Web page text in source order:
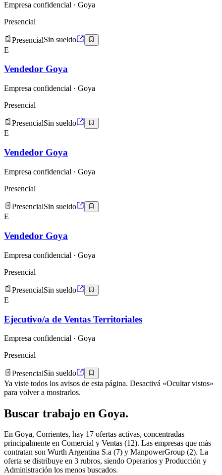
Empresa confidencial · Goya
Presencial
PresencialSin sueldo
E
Vendedor Goya
Empresa confidencial · Goya
Presencial
PresencialSin sueldo
E
Vendedor Goya
Empresa confidencial · Goya
Presencial
PresencialSin sueldo
E
Vendedor Goya
Empresa confidencial · Goya
Presencial
PresencialSin sueldo
E
Ejecutivo/a de Ventas Territoriales
Empresa confidencial · Goya
Presencial
PresencialSin sueldo
Ya viste todos los avisos de esta página. Desactivá «Ocultar vistos»
para volver a mostrarlos.
Buscar trabajo en Goya.
En Goya, Corrientes, hay 17 ofertas activas, concentradas
principalmente en Comercial y Ventas (12). Las empresas que más
contratan son Wurth Argentina S.a (7) y ManpowerGroup (2). La
oferta se distribuye en 3 rubros, siendo Operarios y Producción y
Administración los menos buscados.